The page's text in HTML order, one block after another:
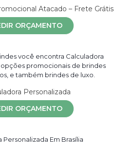
Atacado – Frete Grátis
ORÇAMENTO
Personalizada
ORÇAMENTO